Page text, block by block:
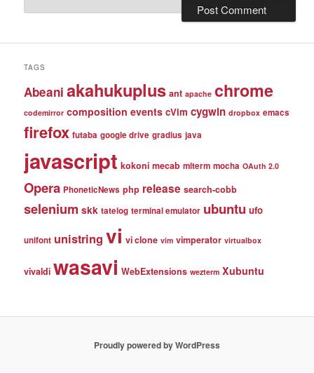
TAGS
Abeani akahukuplus ant apache chrome
codemirror composition events cVim cygwin dropbox emacs
firefox futaba google drive gradius java
javascript kokoni mecab mlterm mocha OAuth 2.0
Opera PhoneticNews php release search-cobb
selenium skk tatelog terminal emulator ubuntu ufo
unifont unistring vi vi clone vim vimperator virtualbox
vivaldi wasavi WebExtensions wezterm Xubuntu
Proudly powered by WordPress